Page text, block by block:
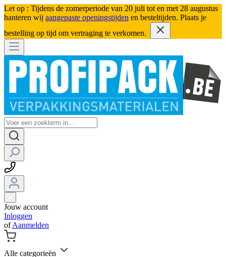
Let op : Tijdens de zomerperiode van 20 juli tot en met 28 augustus
hanteren wij aangepaste openingstijden en besteltijden. Plaats je
bestelling op tijd om vertraging te verkomen.
Jouw account
Inloggen
ofAanmelden
Alle categorieën